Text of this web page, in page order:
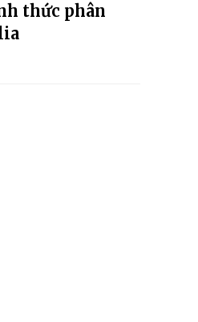
thức phân